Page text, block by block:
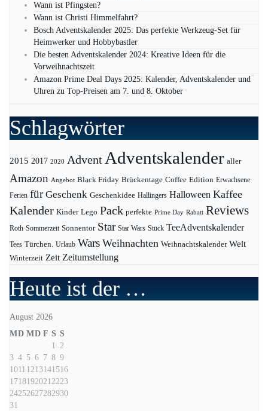
Wann ist Pfingsten?
Wann ist Christi Himmelfahrt?
Bosch Adventskalender 2025: Das perfekte Werkzeug-Set für
Heimwerker und Hobbybastler
Die besten Adventskalender 2024: Kreative Ideen für die
Vorweihnachtszeit
Amazon Prime Deal Days 2025: Kalender, Adventskalender und
Uhren zu Top-Preisen am 7. und 8. Oktober
Schlagwörter
2015 2017 2020 Advent Adventskalender aller
Amazon Angebot Black Friday Brückentage Coffee Edition Erwachsene
Ferien für Geschenk Geschenkidee Hallingers Halloween Kaffee
Kalender Kinder Lego Pack perfekte Prime Day Rabatt Reviews
Roth Sommerzeit Sonnentor Star Star Wars Stück TeeAdventskalender
Tees Türchen. Urlaub Wars Weihnachten Weihnachtskalender Welt
Winterzeit Zeit Zeitumstellung
Heute ist der …
August 2026
MD MD F S S
1 2
3 4 5 6 7 8 9
1011 1213141516
17181920212223
24252627282930
31